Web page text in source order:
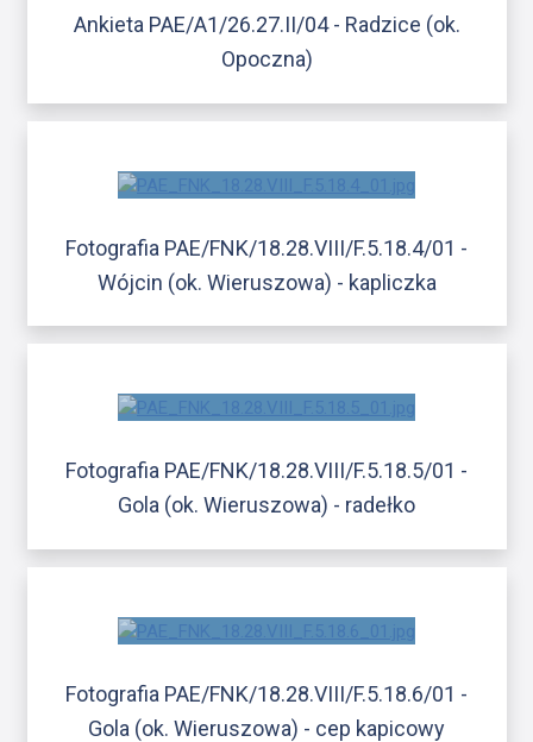
Ankieta PAE/A1/26.27.II/04 - Radzice (ok.
Opoczna)
Fotografia PAE/FNK/18.28.VIII/F.5.18.4/01 -
Wójcin (ok. Wieruszowa) - kapliczka
Fotografia PAE/FNK/18.28.VIII/F.5.18.5/01 -
Gola (ok. Wieruszowa) - radełko
Fotografia PAE/FNK/18.28.VIII/F.5.18.6/01 -
Gola (ok. Wieruszowa) - cep kapicowy